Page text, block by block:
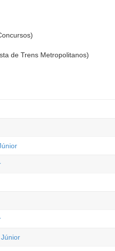
de Trens Metropolitanos)